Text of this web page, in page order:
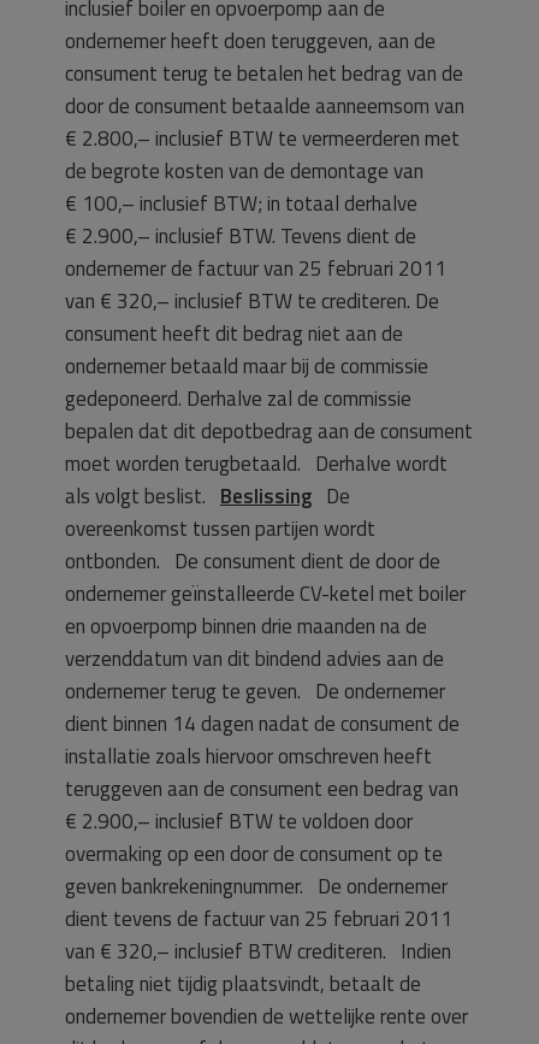
inclusief boiler en opvoerpomp aan de
ondernemer heeft doen teruggeven, aan de
consument terug te betalen het bedrag van de
door de consument betaalde aanneemsom van
€ 2.800,– inclusief BTW te vermeerderen met
de begrote kosten van de demontage van
€ 100,– inclusief BTW; in totaal derhalve
€ 2.900,– inclusief BTW. Tevens dient de
ondernemer de factuur van 25 februari 2011
van € 320,– inclusief BTW te crediteren. De
consument heeft dit bedrag niet aan de
ondernemer betaald maar bij de commissie
gedeponeerd. Derhalve zal de commissie
bepalen dat dit depotbedrag aan de consument
moet worden terugbetaald. Derhalve wordt
als volgt beslist. Beslissing De
overeenkomst tussen partijen wordt
ontbonden. De consument dient de door de
ondernemer geïnstalleerde CV-ketel met boiler
en opvoerpomp binnen drie maanden na de
verzenddatum van dit bindend advies aan de
ondernemer terug te geven. De ondernemer
dient binnen 14 dagen nadat de consument de
installatie zoals hiervoor omschreven heeft
teruggeven aan de consument een bedrag van
€ 2.900,– inclusief BTW te voldoen door
overmaking op een door de consument op te
geven bankrekeningnummer. De ondernemer
dient tevens de factuur van 25 februari 2011
van € 320,– inclusief BTW crediteren. Indien
betaling niet tijdig plaatsvindt, betaalt de
ondernemer bovendien de wettelijke rente over